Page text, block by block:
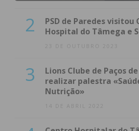
2
PSD de Paredes visitou
Hospital do Tâmega e
23 DE OUTUBRO 2023
3
Lions Clube de Paços
realizar palestra
Nutrição»
14 DE ABRIL 2022